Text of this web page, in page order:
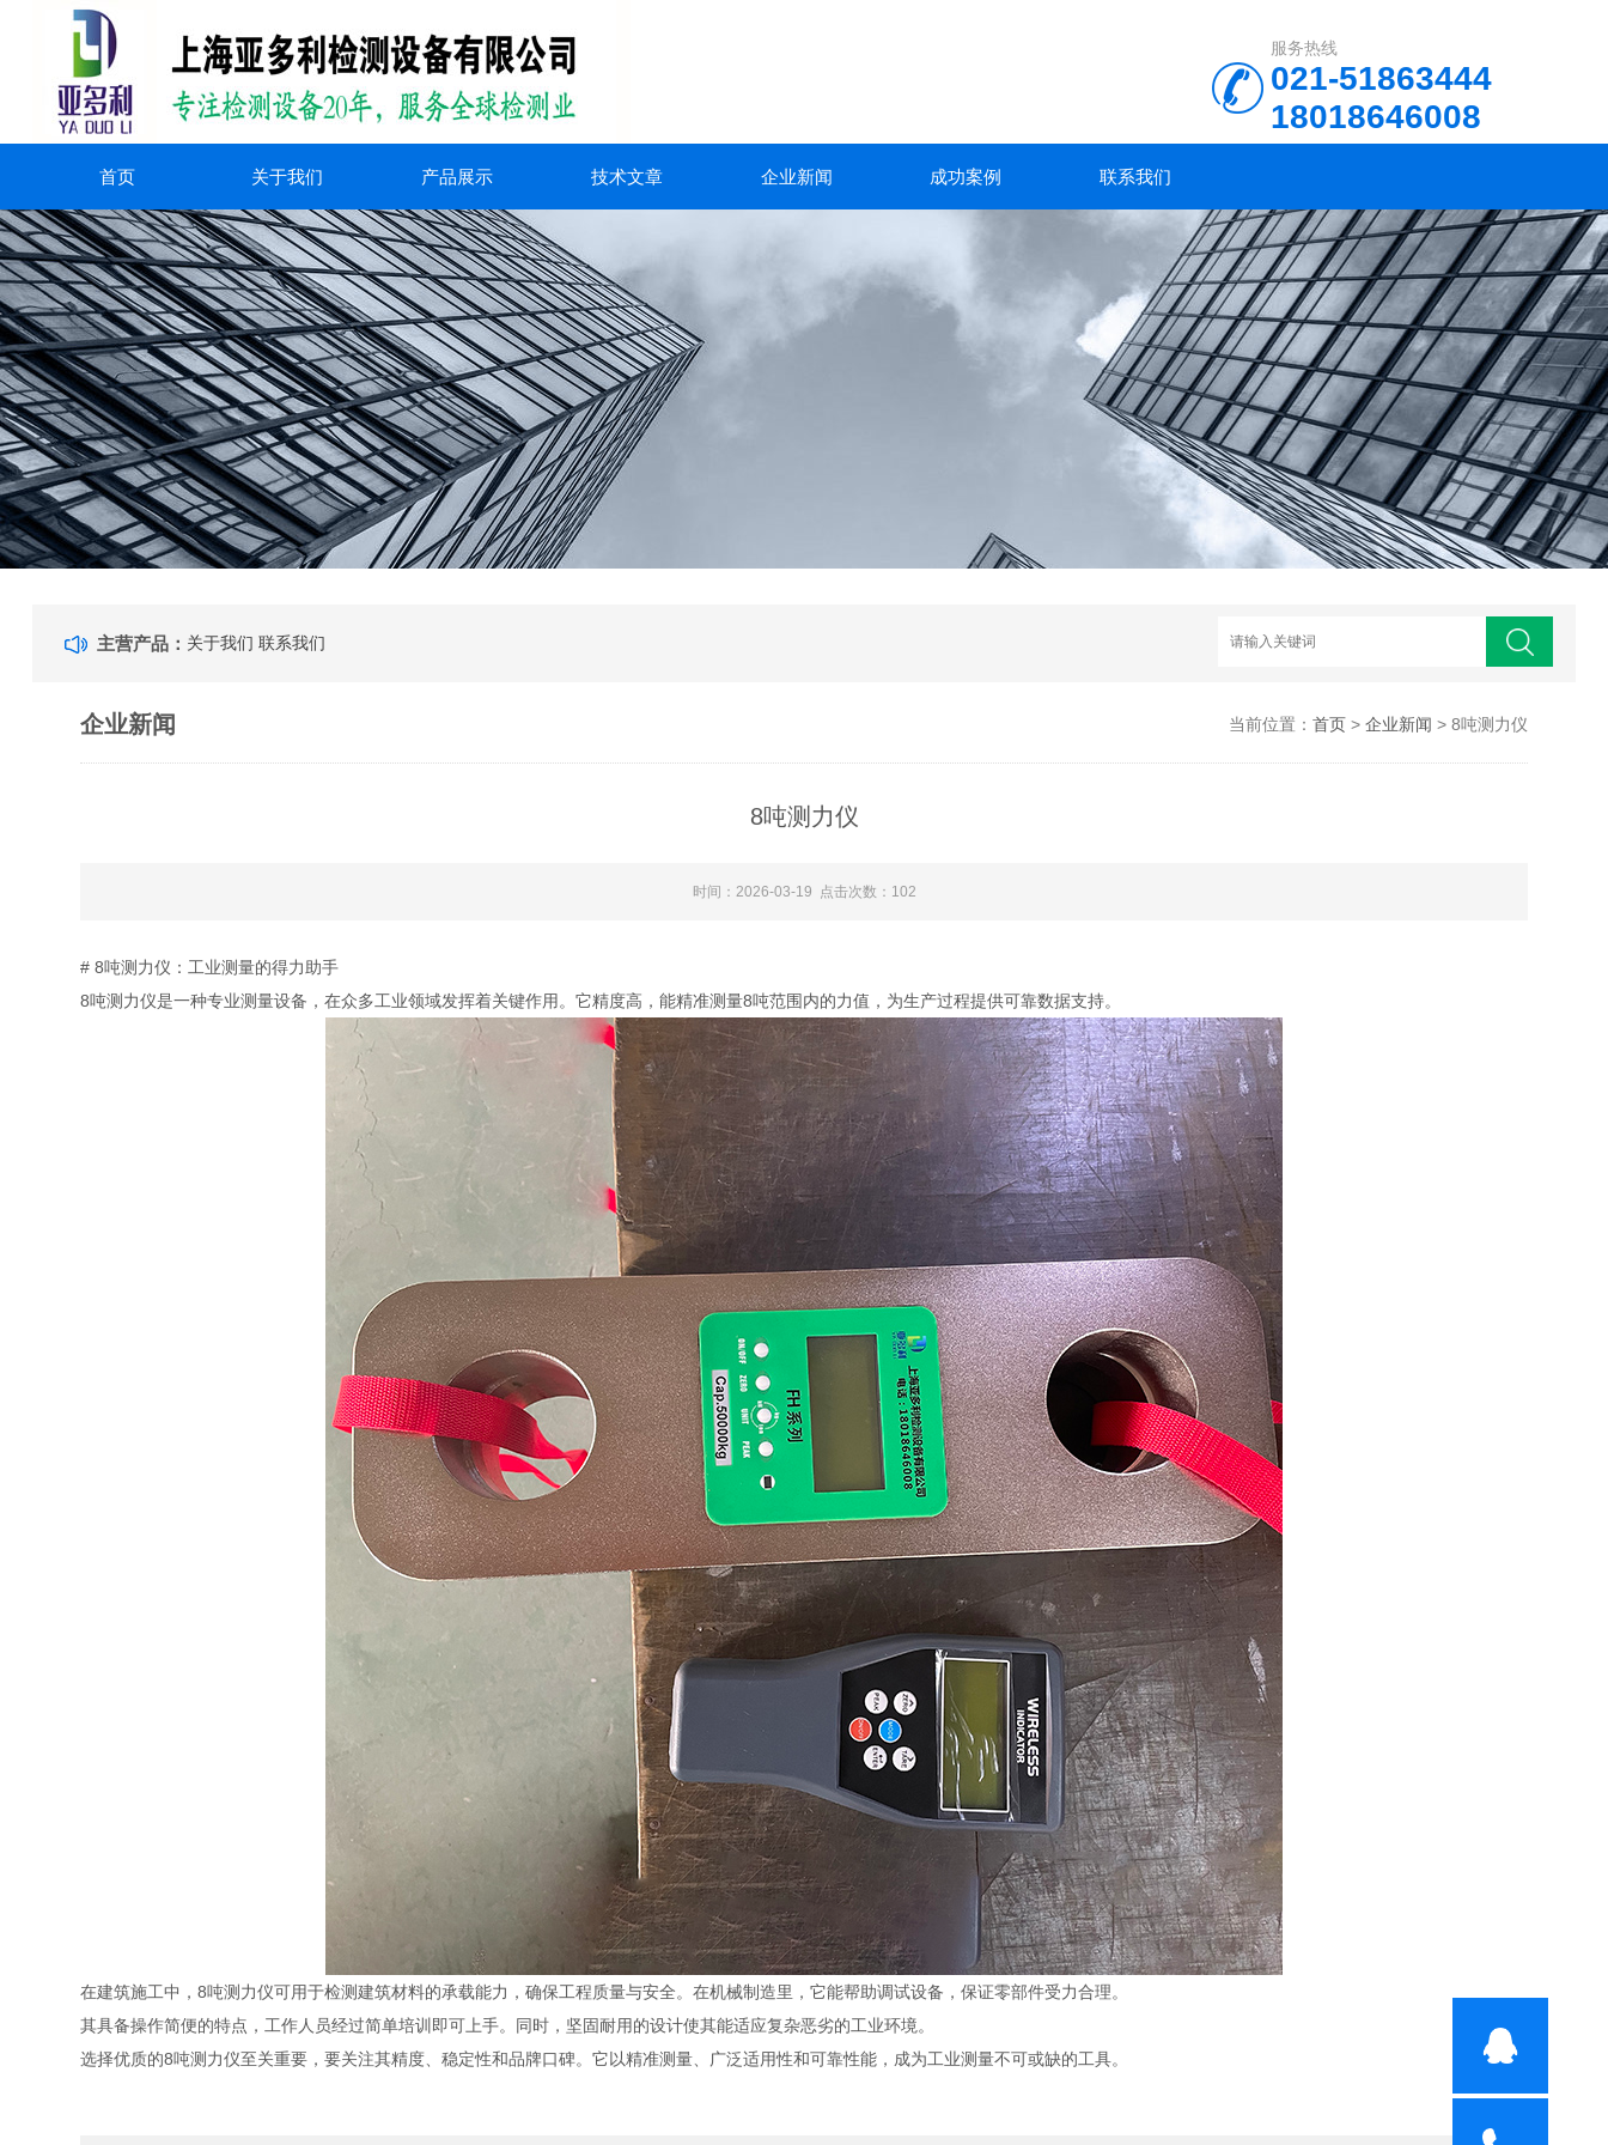
服务热线
021-51863444
18018646008
首页 关于我们 产品展示 技术文章 企业新闻 成功案例 联系我们
主营产品： 关于我们 联系我们
企业新闻 当前位置： 首页> 企业新闻 > 8吨测力仪
8吨测力仪
时间：2026-03-19 点击次数：102
# 8吨测力仪：工业测量的得力助手
8吨测力仪是一种专业测量设备，在众多工业领域发挥着关键作用。它精度高，能精准测量8吨范围内的力值，为生产过程提供可靠数据支持。
在建筑施工中，8吨测力仪可用于检测建筑材料的承载能力，确保工程质量与安全。在机械制造里，它能帮助调试设备，保证零部件受力合理。
其具备操作简便的特点，工作人员经过简单培训即可上手。同时，坚固耐用的设计使其能适应复杂恶劣的工业环境。
选择优质的8吨测力仪至关重要，要关注其精度、稳定性和品牌口碑。它以精准测量、广泛适用性和可靠性能，成为工业测量不可或缺的工具。